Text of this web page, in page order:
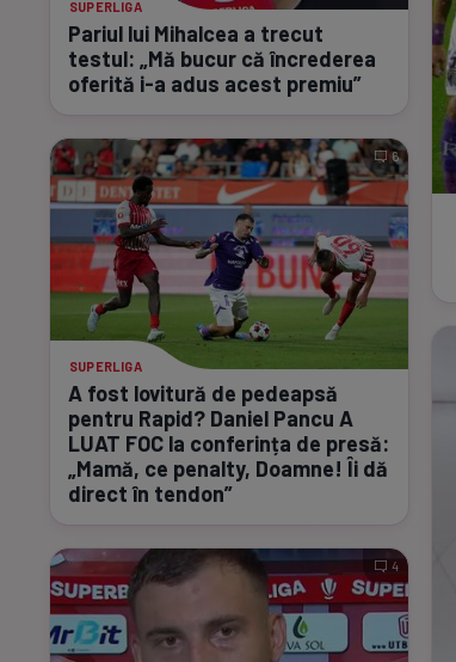
SUPERLIGA
Pariul lui Mihalcea a trecut
testul: „Mă bucur că încrederea
oferită i-a adus acest premiu”
SUPERLIGA
A fost lovitură de pedeapsă
pentru Rapid? Daniel Pancu A
LUAT FOC la conferința de presă:
„Mamă, ce penalty, Doamne! Îi dă
direct în tendon”
6
4